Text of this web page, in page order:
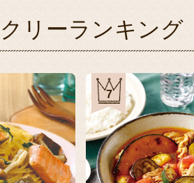
リーランキング
7